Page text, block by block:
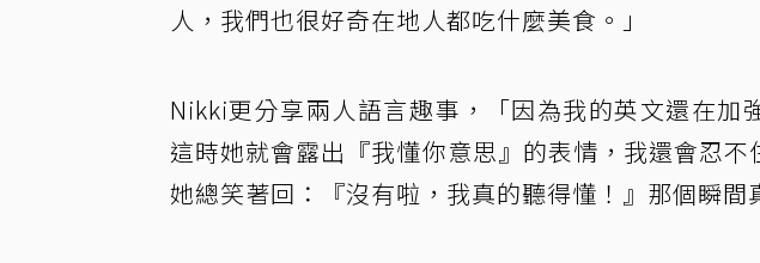
人，我們也很好奇在地人都吃什麼美食。」
Nikki更分享兩人語言趣事，「因為我的英文還在加
這時她就會露出『我懂你意思』的表情，我還會忍不
她總笑著回：『沒有啦，我真的聽得懂！』那個瞬間